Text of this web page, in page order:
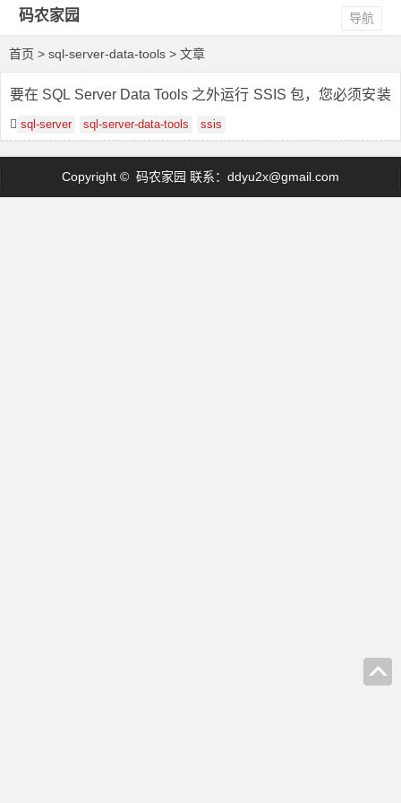
码农家园 导航
首页 > sql-server-data-tools > 文章
要在 SQL Server Data Tools 之外运行 SSIS 包，您必须安装
File_creation of Integration services 或更高版本
sql-server sql-server-data-tools ssis
Copyright © 码农家园 联系： ddyu2x@gmail.com